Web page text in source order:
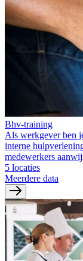
Bhv-training
Als werkgever ben
interne
medewerkers
5 locaties
Meerdere data